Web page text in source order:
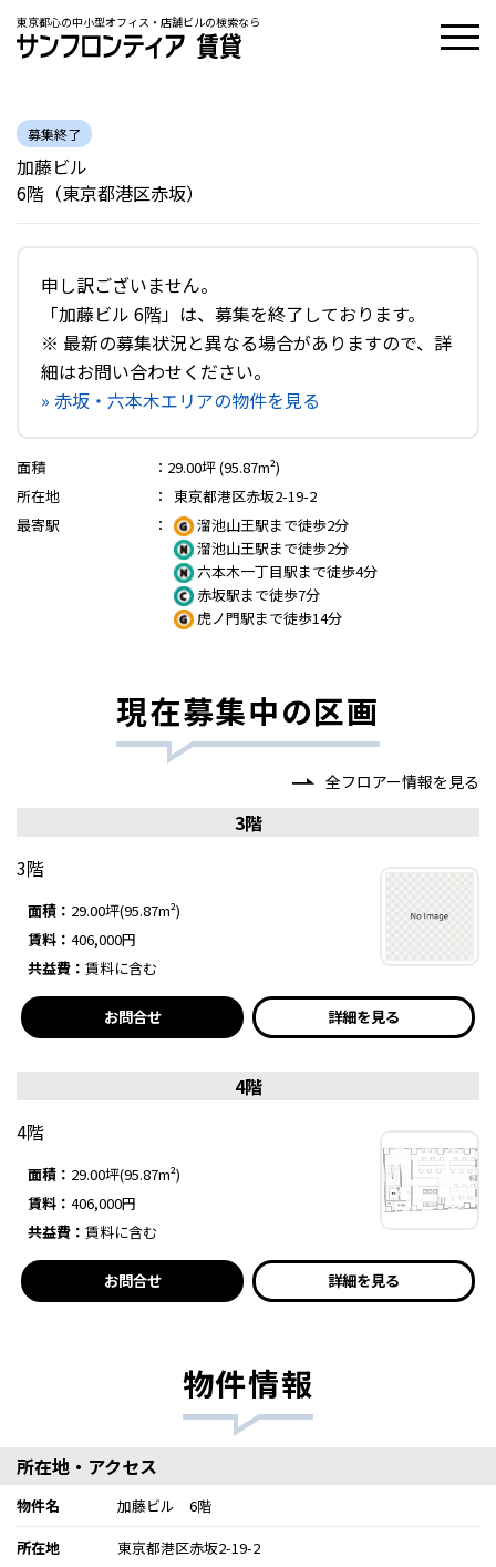
東京都心の中小型オフィス・店舗ビルの検索なら
募集終了
加藤ビル
6階（東京都港区赤坂）
申し訳ございません。
「加藤ビル 6階」は、募集を終了しております。
※ 最新の募集状況と異なる場合がありますので、詳
細はお問い合わせください。
» 赤坂・六本木エリアの物件を見る
面積 ： 29.00坪 (95.87m²)
所在地
：
東京都港区赤坂2-19-2
最寄駅
：
溜池山王駅まで徒歩2分
溜池山王駅まで徒歩2分
六本木一丁目駅まで徒歩4分
赤坂駅まで徒歩7分
虎ノ門駅まで徒歩14分
現在募集中の区画
全フロアー情報を見る
3階
3階
面積： 29.00坪(95.87m²)
賃料： 406,000円
共益費： 賃料に含む
お問合せ 詳細を見る
4階
4階
面積： 29.00坪(95.87m²)
賃料： 406,000円
共益費： 賃料に含む
お問合せ 詳細を見る
物件情報
所在地・アクセス
物件名
加藤ビル 6階
所在地
東京都港区赤坂2-19-2